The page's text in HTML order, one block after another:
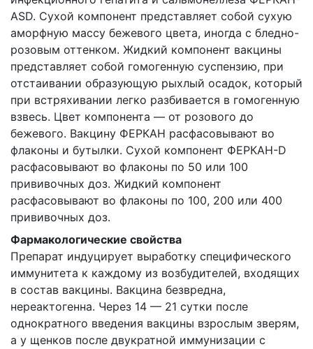
ASD. Сухой компонент представляет собой сухую
аморфную массу бежевого цвета, иногда с бледно-
розовым оттенком. Жидкий компонент вакцины
представляет собой гомогенную суспензию, при
отстаивании образующую рыхлый осадок, который
при встряхивании легко разбивается в гомогенную
взвесь. Цвет компонента — от розового до
бежевого. Вакцину ФЕРКАН расфасовывают во
флаконы и бутылки. Сухой компонент ФЕРКАН-D
расфасовывают во флаконы по 50 или 100
прививочных доз. Жидкий компонент
расфасовывают во флаконы по 100, 200 или 400
прививочных доз.
Фармакологические свойства
Препарат индуцирует выработку специфического
иммунитета к каждому из возбудителей, входящих
в состав вакцины. Вакцина безвредна,
нереактогенна. Через 14 — 21 сутки после
однократного введения вакцины взрослым зверям,
а у щенков после двукратной иммунизации с